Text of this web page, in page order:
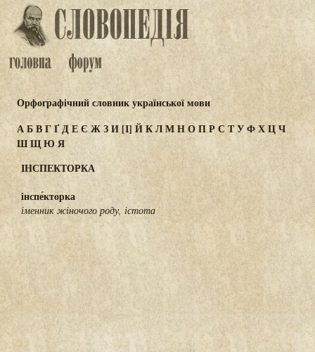
Орфографічний словник української мови
АБВГҐДЕЄ ЖЗИ[І] ЙКЛМНОПР СТУФХЦЧ
ШЩЮЯ
ІНСПЕКТОРКА
інспе́кторка
іменник жіночого роду, істота